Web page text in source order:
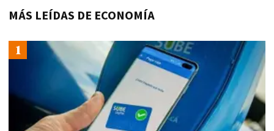
MÁS LEÍDAS DE ECONOMÍA